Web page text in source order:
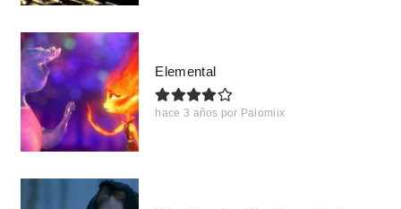
Elemental
hace 3 años por Palomiix